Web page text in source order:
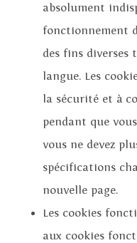
absolument
fonctionnement
des fins diverses
langue. Les
la sécurité et à
pendant que
vous ne devez
spécifications
nouvelle page.
Les cookies
aux cookies